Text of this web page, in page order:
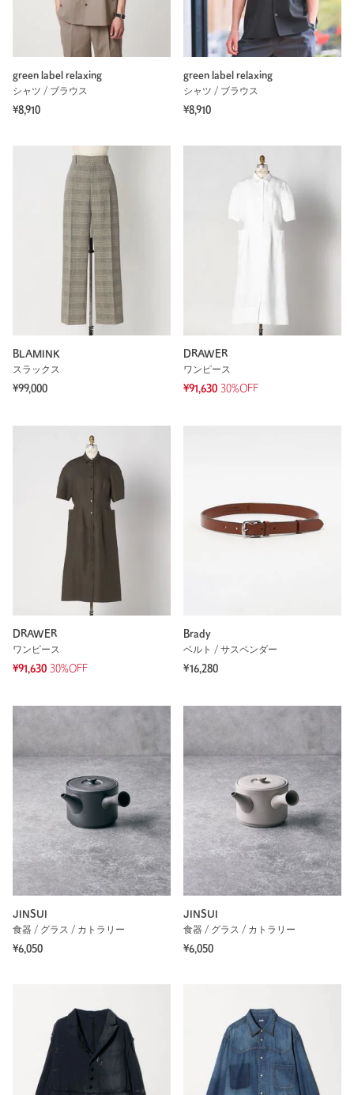
green label relaxing
シャツ / ブラウス
¥8,910
green label relaxing
シャツ / ブラウス
¥8,910
BLAMINK
スラックス
¥99,000
DRAWER
ワンピース
¥91,630 30%OFF
DRAWER
ワンピース
¥91,630 30%OFF
Brady
ベルト / サスペンダー
¥16,280
JINSUI
食器 / グラス / カトラリー
¥6,050
JINSUI
食器 / グラス / カトラリー
¥6,050